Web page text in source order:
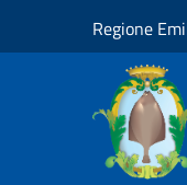
Regione